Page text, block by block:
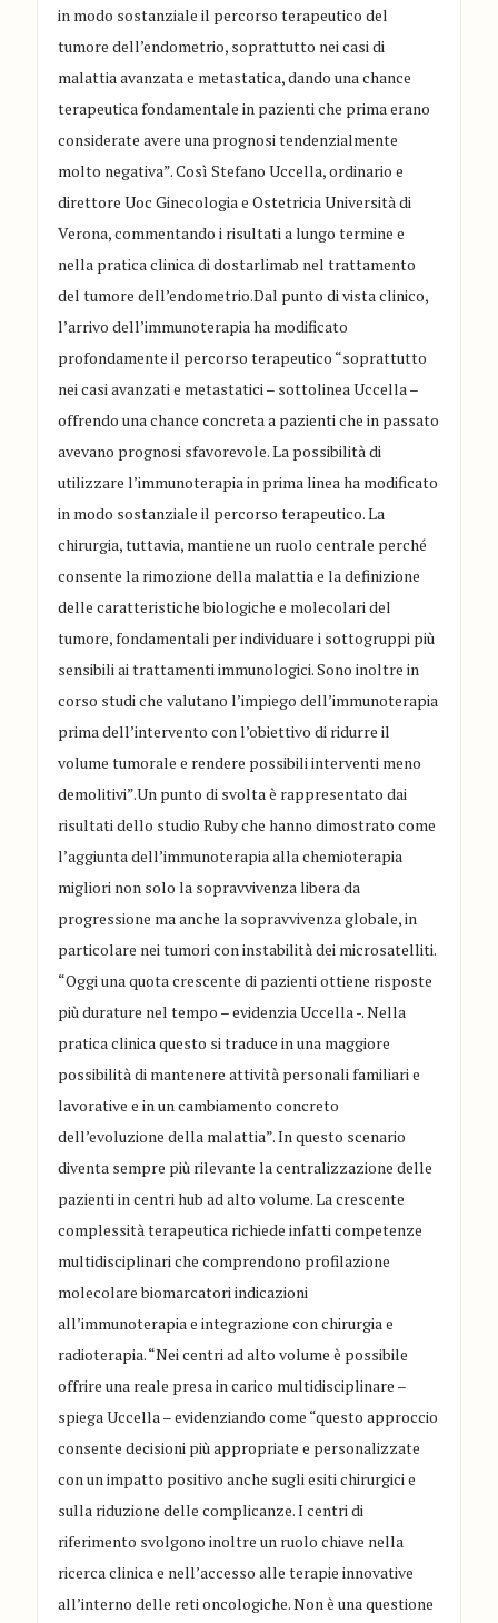
in modo sostanziale il percorso terapeutico del
tumore dell’endometrio, soprattutto nei casi di
malattia avanzata e metastatica, dando una chance
terapeutica fondamentale in pazienti che prima erano
considerate avere una prognosi tendenzialmente
molto negativa”. Così Stefano Uccella, ordinario e
direttore Uoc Ginecologia e Ostetricia Università di
Verona, commentando i risultati a lungo termine e
nella pratica clinica di dostarlimab nel trattamento
del tumore dell’endometrio.Dal punto di vista clinico,
l’arrivo dell’immunoterapia ha modificato
profondamente il percorso terapeutico “soprattutto
nei casi avanzati e metastatici – sottolinea Uccella –
offrendo una chance concreta a pazienti che in passato
avevano prognosi sfavorevole. La possibilità di
utilizzare l’immunoterapia in prima linea ha modificato
in modo sostanziale il percorso terapeutico. La
chirurgia, tuttavia, mantiene un ruolo centrale perché
consente la rimozione della malattia e la definizione
delle caratteristiche biologiche e molecolari del
tumore, fondamentali per individuare i sottogruppi più
sensibili ai trattamenti immunologici. Sono inoltre in
corso studi che valutano l’impiego dell’immunoterapia
prima dell’intervento con l’obiettivo di ridurre il
volume tumorale e rendere possibili interventi meno
demolitivi”.Un punto di svolta è rappresentato dai
risultati dello studio Ruby che hanno dimostrato come
l’aggiunta dell’immunoterapia alla chemioterapia
migliori non solo la sopravvivenza libera da
progressione ma anche la sopravvivenza globale, in
particolare nei tumori con instabilità dei microsatelliti.
“Oggi una quota crescente di pazienti ottiene risposte
più durature nel tempo – evidenzia Uccella -. Nella
pratica clinica questo si traduce in una maggiore
possibilità di mantenere attività personali familiari e
lavorative e in un cambiamento concreto
dell’evoluzione della malattia”. In questo scenario
diventa sempre più rilevante la centralizzazione delle
pazienti in centri hub ad alto volume. La crescente
complessità terapeutica richiede infatti competenze
multidisciplinari che comprendono profilazione
molecolare biomarcatori indicazioni
all’immunoterapia e integrazione con chirurgia e
radioterapia. “Nei centri ad alto volume è possibile
offrire una reale presa in carico multidisciplinare –
spiega Uccella – evidenziando come “questo approccio
consente decisioni più appropriate e personalizzate
con un impatto positivo anche sugli esiti chirurgici e
sulla riduzione delle complicanze. I centri di
riferimento svolgono inoltre un ruolo chiave nella
ricerca clinica e nell’accesso alle terapie innovative
all’interno delle reti oncologiche. Non è una questione